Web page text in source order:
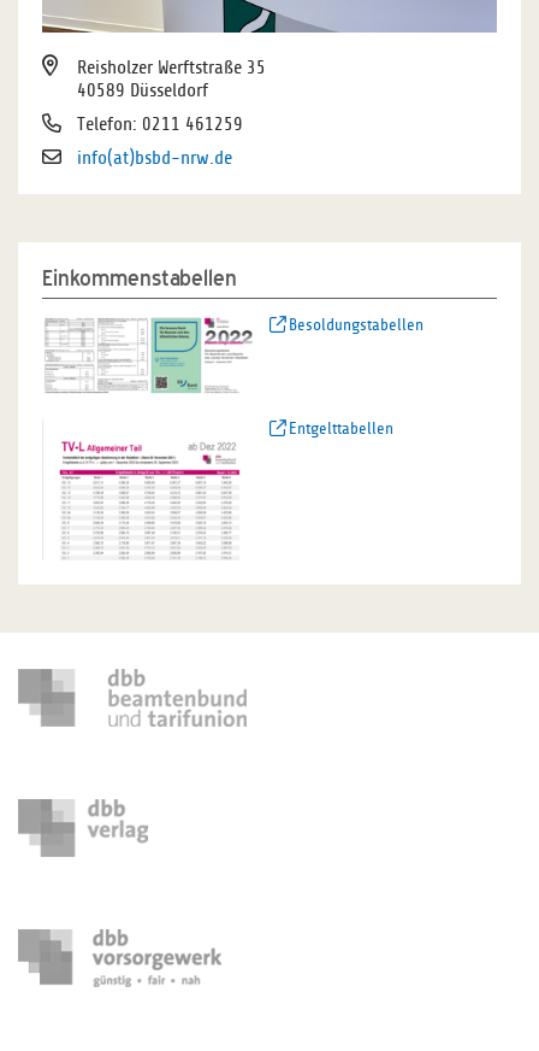
Reisholzer Werftstraße 35
40589 Düsseldorf
Telefon: 0211 461259
info(at)bsbd-nrw.de
Einkommenstabellen
Besoldungstabellen
Entgelttabellen